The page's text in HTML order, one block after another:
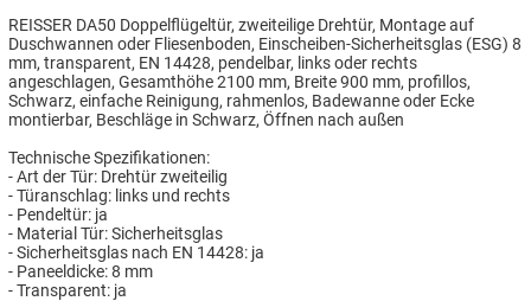
REISSER DA50 Doppelflügeltür, zweiteilige Drehtür, Montage auf
Duschwannen oder Fliesenboden, Einscheiben-Sicherheitsglas (ESG) 8
mm, transparent, EN 14428, pendelbar, links oder rechts
angeschlagen, Gesamthöhe 2100 mm, Breite 900 mm, profillos,
Schwarz, einfache Reinigung, rahmenlos, Badewanne oder Ecke
montierbar, Beschläge in Schwarz, Öffnen nach außen
Technische Spezifikationen:
- Art der Tür: Drehtür zweiteilig
- Türanschlag: links und rechts
- Pendeltür: ja
- Material Tür: Sicherheitsglas
- Sicherheitsglas nach EN 14428: ja
- Paneeldicke: 8 mm
- Transparent: ja